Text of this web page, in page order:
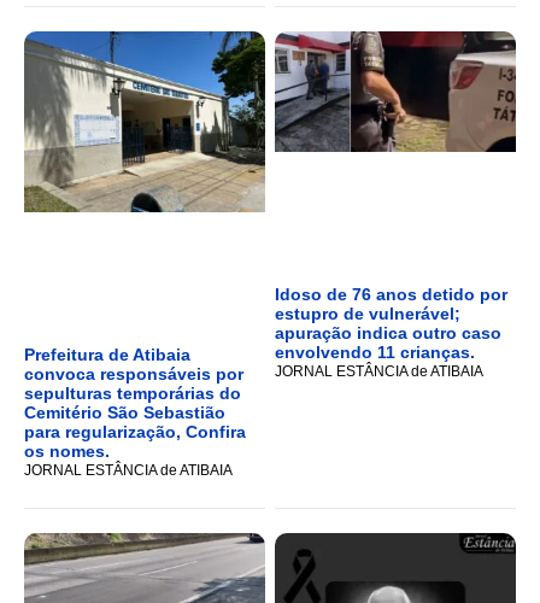
Prefeitura de Atibaia
convoca responsáveis por
sepulturas temporárias do
Cemitério São Sebastião
para regularização, Confira
os nomes.
JORNAL ESTÂNCIA de ATIBAIA
Idoso de 76 anos detido por
estupro de vulnerável;
apuração indica outro caso
envolvendo 11 crianças.
JORNAL ESTÂNCIA de ATIBAIA